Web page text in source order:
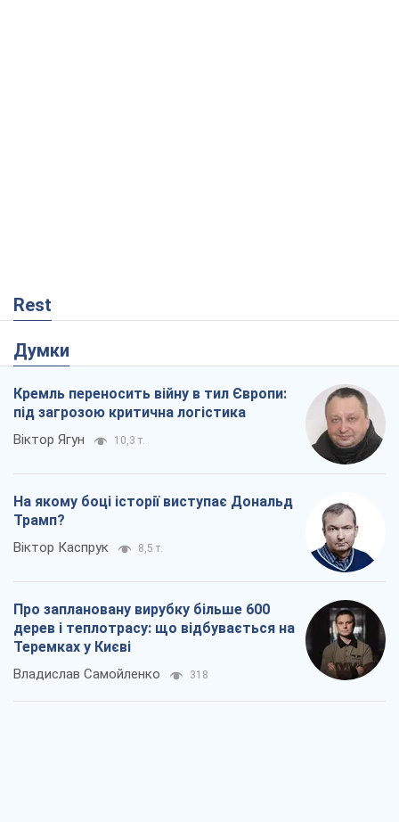
Rest
Думки
Кремль переносить війну в тил Європи:
під загрозою критична логістика
Віктор Ягун 10,3 т.
На якому боці історії виступає Дональд
Трамп?
Віктор Каспрук 8,5 т.
Про заплановану вирубку більше 600
дерев і теплотрасу: що відбувається на
Теремках у Києві
Владислав Самойленко 318